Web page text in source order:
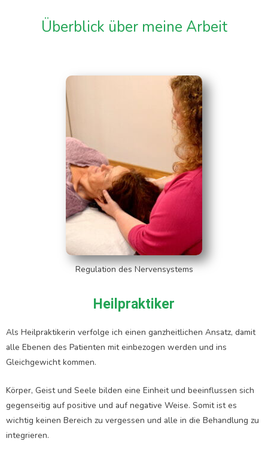
Überblick über meine Arbeit
Regulation des Nervensystems
Heilpraktiker
Als Heilpraktikerin verfolge ich einen ganzheitlichen Ansatz, damit
alle Ebenen des Patienten mit einbezogen werden und ins
Gleichgewicht kommen.
Körper, Geist und Seele bilden eine Einheit und beeinflussen sich
gegenseitig auf positive und auf negative Weise. Somit ist es
wichtig keinen Bereich zu vergessen und alle in die Behandlung zu
integrieren.